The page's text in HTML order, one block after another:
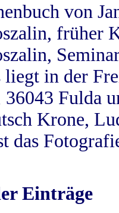
von
früher
liegt in der
36043 Fulda
Krone,
das
Einträge